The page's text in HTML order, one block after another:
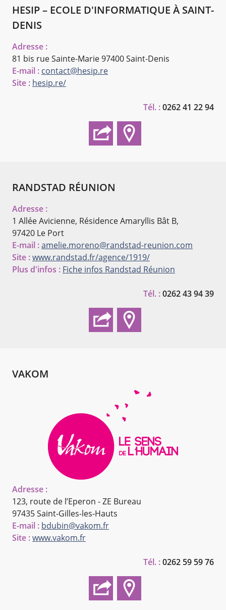
HESIP – ECOLE D'INFORMATIQUE À SAINT-
DENIS
Adresse :
81 bis rue Sainte-Marie97400 Saint-Denis
E-mail : contact@hesip.re
Site : hesip.re/
Tél. :0262 41 22 94
RANDSTAD RÉUNION
Adresse :
1 Allée Avicienne, Résidence Amaryllis Bât B,
97420 Le Port
E-mail :amelie.moreno@randstad-reunion.com
Site :www.randstad.fr/agence/1919/
Plus d'infos : Fiche infos Randstad Réunion
Tél. :0262 43 94 39
VAKOM
Adresse :
123, route de l’Eperon - ZE Bureau
97435 Saint-Gilles-les-Hauts
E-mail : bdubin@vakom.fr
Site :www.vakom.fr
Tél. :0262 59 59 76